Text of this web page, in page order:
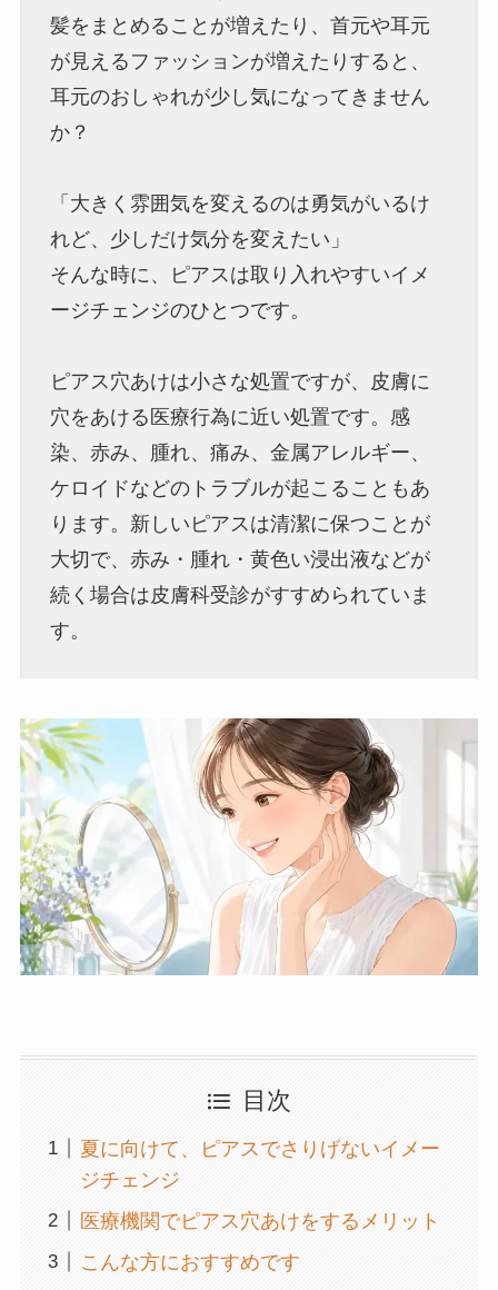
髪をまとめることが増えたり、首元や耳元
が見えるファッションが増えたりすると、
耳元のおしゃれが少し気になってきません
か？
「大きく雰囲気を変えるのは勇気がいるけ
れど、少しだけ気分を変えたい」
そんな時に、ピアスは取り入れやすいイメ
ージチェンジのひとつです。
ピアス穴あけは小さな処置ですが、皮膚に
穴をあける医療行為に近い処置です。感
染、赤み、腫れ、痛み、金属アレルギー、
ケロイドなどのトラブルが起こることもあ
ります。新しいピアスは清潔に保つことが
大切で、赤み・腫れ・黄色い浸出液などが
続く場合は皮膚科受診がすすめられていま
す。
目次
夏に向けて、ピアスでさりげないイメー
ジチェンジ
医療機関でピアス穴あけをするメリット
こんな方におすすめです